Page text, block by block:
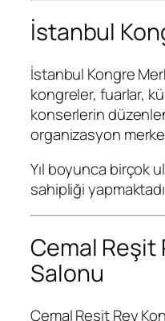
İstanbul
İstanbul Kongre
kongreler, fuarlar,
konserlerin
organizasyon
Yıl boyunca birçok
sahipliği
Cemal Reşit
Salonu
Cemal Reşit Rey